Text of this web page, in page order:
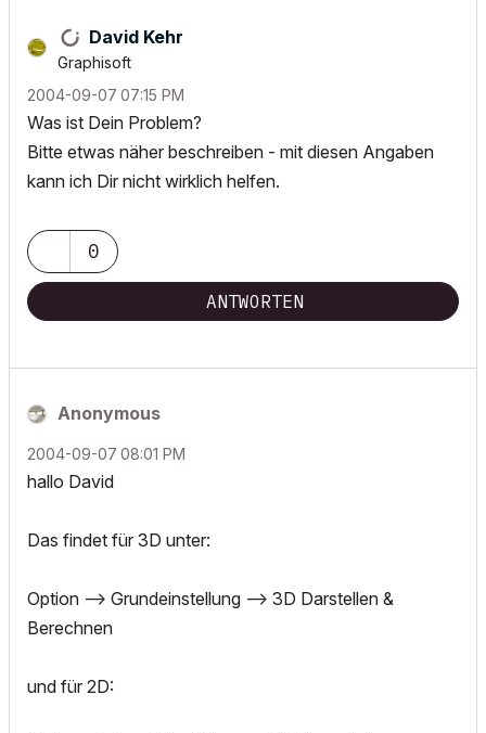
David Kehr
Graphisoft
‎2004-09-07 07:15 PM
Was ist Dein Problem?
Bitte etwas näher beschreiben - mit diesen Angaben
kann ich Dir nicht wirklich helfen.
0
ANTWORTEN
Anonymous
‎2004-09-07 08:01 PM
hallo David
Das findet für 3D unter:
Option --> Grundeinstellung --> 3D Darstellen &
Berechnen
und für 2D: